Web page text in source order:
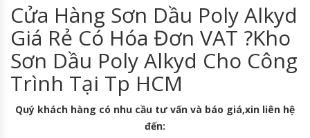
Cửa Hàng Sơn Dầu Poly Alkyd
Giá Rẻ Có Hóa Đơn VAT ?Kho
Sơn Dầu Poly Alkyd Cho Công
Trình Tại Tp HCM
Quý khách hàng có nhu cầu tư vấn và báo giá,xin liên hệ
đến: